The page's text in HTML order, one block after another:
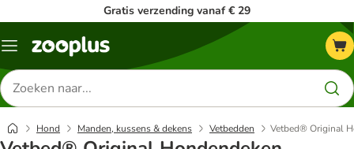
Gratis verzending vanaf € 29
Menu
Zoeken
naar
producten
Hond Manden, kussens & dekens Vetbedden Vetbed® Original